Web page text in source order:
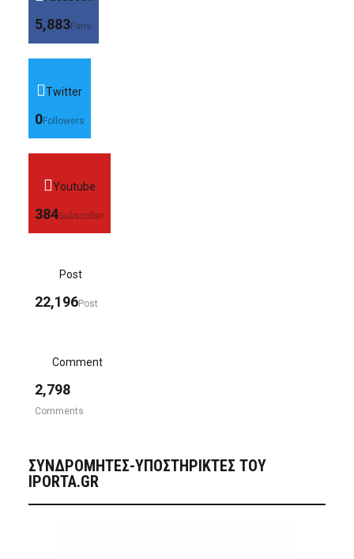
5,883Fans
Twitter
0Followers
Youtube
384Subscriber
Post
22,196Post
Comment
2,798
Comments
ΣΥΝΔΡΟΜΗΤΈΣ-ΥΠΟΣΤΗΡΙΚΤΈΣ ΤΟΥ
IPORTA.GR